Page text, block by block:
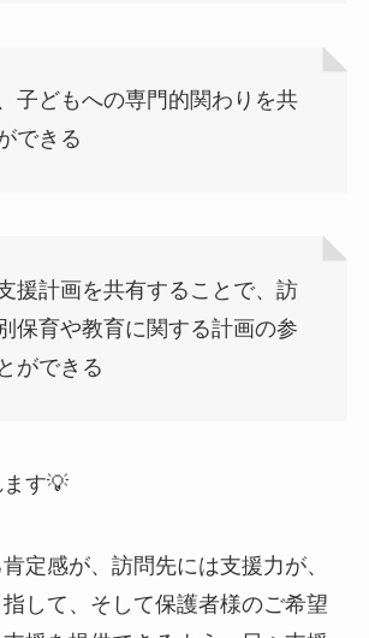
子どもへの専門的関わりを共
できる
援計画を共有することで、訪
保育や教育に関する計画の参
ができる
す💡
定感が、訪問先には支援力が、
して、そして保護者様のご希望